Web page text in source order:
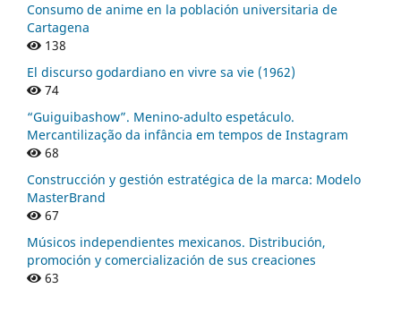
Consumo de anime en la población universitaria de
Cartagena
138
El discurso godardiano en vivre sa vie (1962)
74
“Guiguibashow”. Menino-adulto espetáculo.
Mercantilização da infância em tempos de Instagram
68
Construcción y gestión estratégica de la marca: Modelo
MasterBrand
67
Músicos independientes mexicanos. Distribución,
promoción y comercialización de sus creaciones
63